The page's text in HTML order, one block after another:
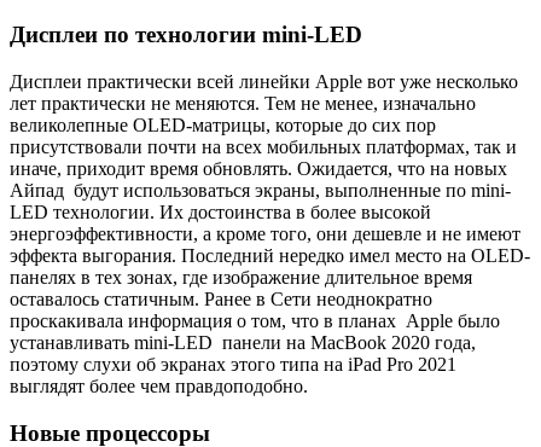
Дисплеи по технологии mini-LED
Дисплеи практически всей линейки Apple вот уже несколько
лет практически не меняются. Тем не менее, изначально
великолепные OLED-матрицы, которые до сих пор
присутствовали почти на всех мобильных платформах, так и
иначе, приходит время обновлять. Ожидается, что на новых
Айпад будут использоваться экраны, выполненные по mini-
LED технологии. Их достоинства в более высокой
энергоэффективности, а кроме того, они дешевле и не имеют
эффекта выгорания. Последний нередко имел место на OLED-
панелях в тех зонах, где изображение длительное время
оставалось статичным. Ранее в Сети неоднократно
проскакивала информация о том, что в планах Apple было
устанавливать mini-LED панели на MacBook 2020 года,
поэтому слухи об экранах этого типа на iPad Pro 2021
выглядят более чем правдоподобно.
Новые процессоры